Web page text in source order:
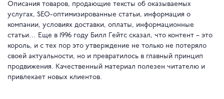
Описания товаров, продающие тексты об оказываемых
услугах, SEO-оптимизированные статьи, информация о
компании, условиях доставки, оплаты, информационные
статьи… Еще в 1996 году Билл Гейтс сказал, что контент – это
король, и с тех пор это утверждение не только не потеряло
своей актуальности, но и превратилось в главный принцип
продвижения. Качественный материал полезен читателю и
привлекает новых клиентов.